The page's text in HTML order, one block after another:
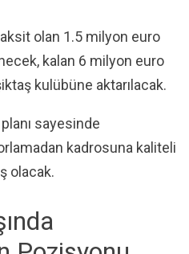
olan 1.5 milyon euro
kalan 6 milyon euro
kulübüne aktarılacak.
planı sayesinde
kadrosuna kaliteli
olacak.